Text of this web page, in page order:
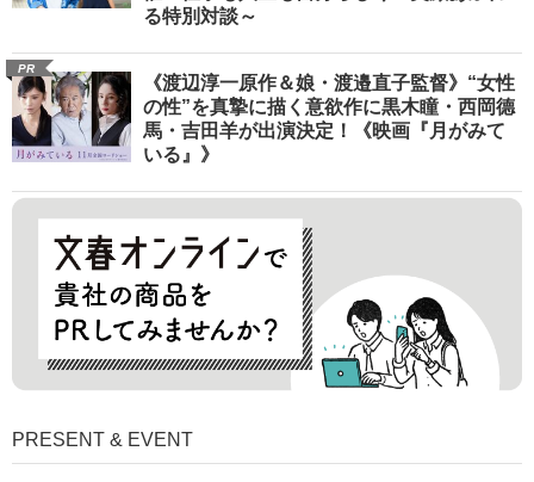
る特別対談～
PR
《渡辺淳一原作＆娘・渡邉直子監督》“女性
の性”を真摯に描く意欲作に黒木瞳・西岡德
馬・吉田羊が出演決定！《映画『月がみて
いる』》
PRESENT & EVENT